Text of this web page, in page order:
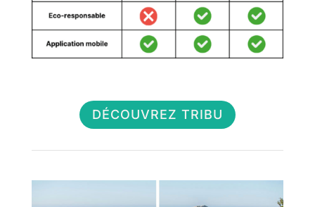
DÉCOUVREZ TRIBU